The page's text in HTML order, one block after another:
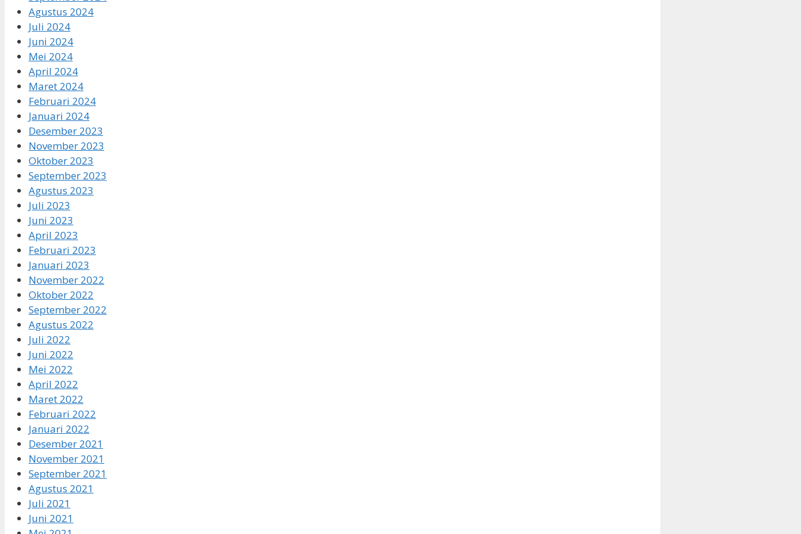
Agustus 2024
Juli 2024
Juni 2024
Mei 2024
April 2024
Maret 2024
Februari 2024
Januari 2024
Desember 2023
November 2023
Oktober 2023
September 2023
Agustus 2023
Juli 2023
Juni 2023
April 2023
Februari 2023
Januari 2023
November 2022
Oktober 2022
September 2022
Agustus 2022
Juli 2022
Juni 2022
Mei 2022
April 2022
Maret 2022
Februari 2022
Januari 2022
Desember 2021
November 2021
September 2021
Agustus 2021
Juli 2021
Juni 2021